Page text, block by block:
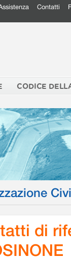
Contatti
CODICE
di